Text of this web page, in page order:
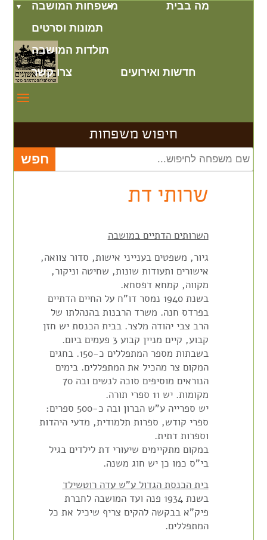
מה בבית
משפחות המושבה
תמונות וסרטים
תולדות המושבה
חדשות ואירועים
צרו קשר
חיפוש משפחות
שרותי דת
השרותים הדתיים במושבה
גיור, משפטים בענייני אישות, סדור צוואה,
אישורים ותעודות שונות, שחיטה וניקור,
מקווה, קמחא דפסחא.
בשנת 1940 נמסר דו"ח על החיים הדתיים
בפרדס חנה. משרד הרבנות בהנהלתו של
הרב צבי יהודה מלצר. בבית הכנסת יש חזן
קבוע, קיים מניין קבוע 3 פעמים ביום.
בשבתות מספר המתפללים כ-150. בחגים
המקום צר מהכיל את המתפללים. בימים
הנוראים מוסיפים סוכה לנשים ובה 70
מקומות. יש 11 ספרי תורה.
יש ספרייה ע"ש הברון ובה כ-500 ספרים:
ספרי קודש, ספרות תלמודית, מדעי היהדות
וספרות דתית.
במקום מתקיימים שיעורי דת לילדים בגיל
בי"ס כמו כן יש חוג משנה.
בית הכנסת הגדול ע"ש עדה רוטשילד
בשנת 1934 פנה ועד המושבה לחברת
פיק"א בבקשה להקים צריף שיכיל את כל
המתפללים.